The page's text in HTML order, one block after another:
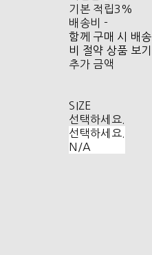
기본 적립3%
배송비 -
함께 구매 시 배송
비 절약 상품 보기
추가 금액
SIZE
선택하세요.
선택하세요.
N/A